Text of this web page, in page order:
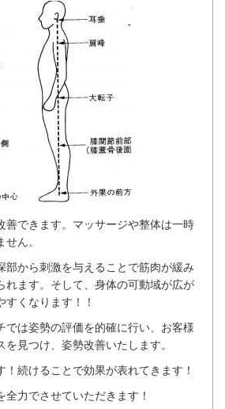
善できます。マッサージや整体は一時
ん。
部から刺激を与えることで筋肉が緩み
れます。そして、身体の可動域が広が
すくなります！！
では姿勢の評価を的確に行い、お客様
見つけ、姿勢改善いたします。
！続けることで効果が表れてきます！
全力でさせていただきます！